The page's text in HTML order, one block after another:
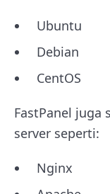
Ubuntu
Debian
CentOS
FastPanel juga
server seperti:
Nginx